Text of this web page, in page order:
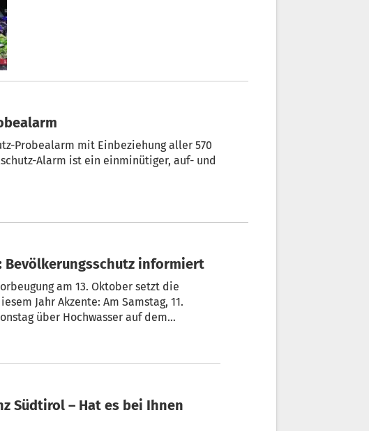
Alarm ist ein einminütiger, auf- und
Bevölkerungsschutz informiert
am 13. Oktober setzt die
Jahr Akzente: Am Samstag, 11.
über Hochwasser auf dem